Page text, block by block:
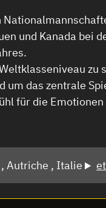
und Kanada
das zentrale
für die
Autriche , Italie